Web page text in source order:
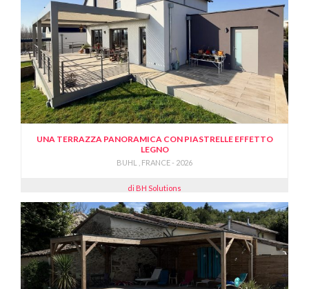
UNA TERRAZZA PANORAMICA CON PIASTRELLE EFFETTO
LEGNO
BUHL , FRANCE - 2026
di BH Solutions